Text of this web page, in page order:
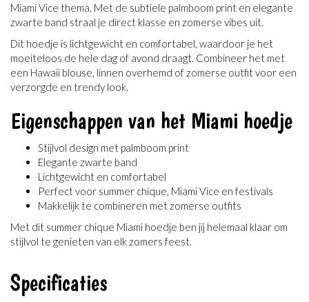
Miami Vice thema. Met de subtiele palmboom print en elegante
zwarte band straal je direct klasse en zomerse vibes uit.
Dit hoedje is lichtgewicht en comfortabel, waardoor je het
moeiteloos de hele dag of avond draagt. Combineer het met
een Hawaii blouse, linnen overhemd of zomerse outfit voor een
verzorgde en trendy look.
Eigenschappen van het Miami hoedje
Stijlvol design met palmboom print
Elegante zwarte band
Lichtgewicht en comfortabel
Perfect voor summer chique, Miami Vice en festivals
Makkelijk te combineren met zomerse outfits
Met dit summer chique Miami hoedje ben jij helemaal klaar om
stijlvol te genieten van elk zomers feest.
Specificaties